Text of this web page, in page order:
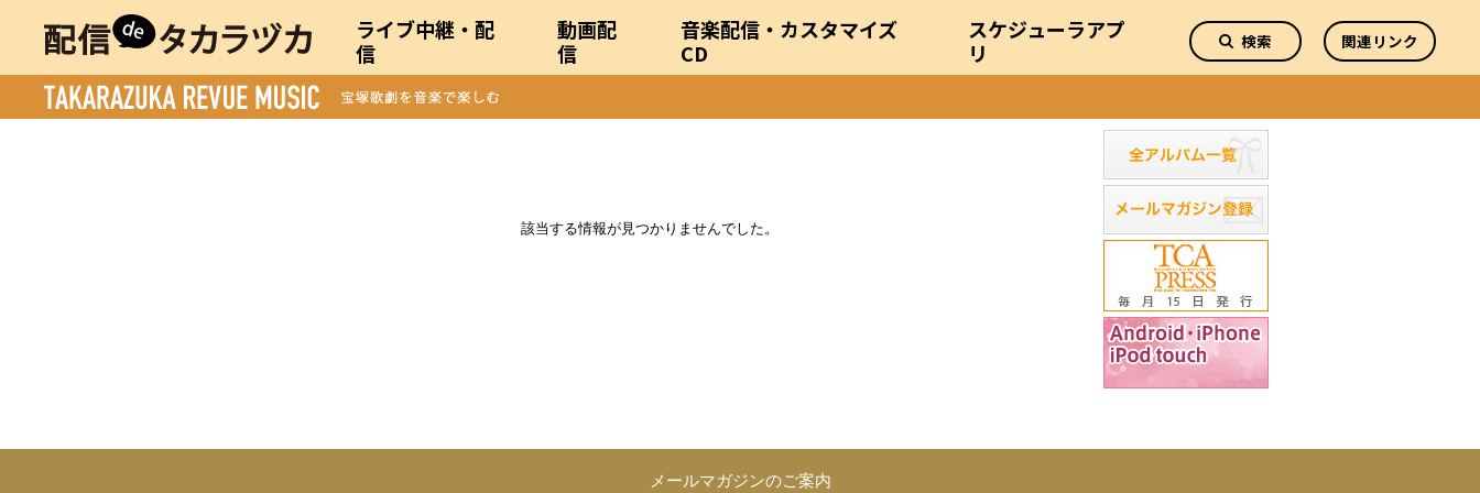
ライブ中継・配
信
動画配
信
音楽配信・カスタマイズ
CD
スケジューラアプ
リ
検索 関連リンク
該当する情報が見つかりませんでした。
メールマガジンのご案内